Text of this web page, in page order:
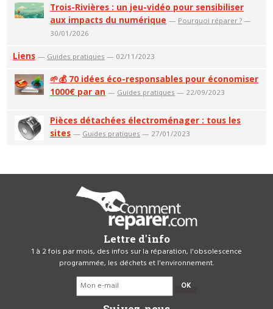
Trois-Rivières : un jeu-vidéo pour sensibiliser
aux impacts du numérique — Pourquoi réparer ? —
30/01/2026
Liens — Guides pratiques — 02/11/2023
🌱💰 70 idées éco-responsables pour économiser
1000€ par an — Guides pratiques — 22/09/2023
Pièces détachées électroménager : tous les
sites — Guides pratiques — 27/01/2023
Lettre d'info
1 à 2 fois par mois, des infos sur la réparation, l'obsolescence
programmée, les déchets et l'environnement.
OK